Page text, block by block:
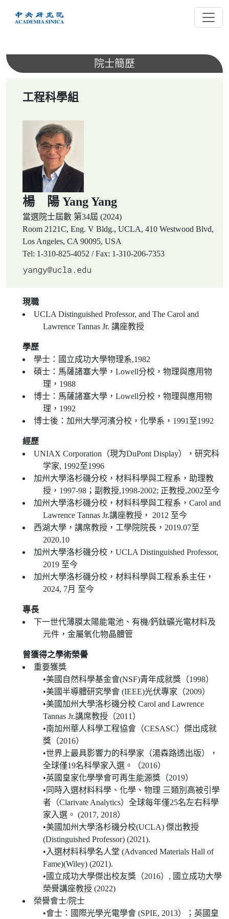
內
院士簡歷
工程科學組
楊 陽 Yang Yang
當選院士屆數 第34屆 (2024)
Room 2121C, Eng. V Bldg., UCLA, 410 Westwood Blvd,
Los Angeles, CA 90095, USA
Tel: 1-310-825-4052 / Fax: 1-310-206-7353
現職
UCLA Distinguished Professor, and The Carol and
Lawrence Tannas Jr. 講座教授
學歷
學士：國立成功大學物理系,1982
碩士：馬薩諸塞大學，Lowell分校，物理與應用物
理，1988
博士：馬薩諸塞大學，Lowell分校，物理與應用物
理，1992
博士後：加州大學河濱分校，化學系，1991至1992
經歷
UNIAX Corporation（現为DuPont Display），研究科
学家, 1992至1996
加州大學洛杉磯分校，材料科學與工程系，助理教
授，1997-98；副教授,1998-2002; 正教授,2002至今
加州大學洛杉磯分校，材料科學與工程系，Carol and
Lawrence Tannas Jr.講座教授， 2012 至今
西湖大學，講席教授，工學院院長，2019.07至
2020.10
加州大學洛杉磯分校，UCLA Distinguished Professor,
2019 至今
加州大學洛杉磯分校，材料科學與工程系系主任，
2024, 7月 至今
專長
下一世代薄膜太陽能電池、有機/鈣鈦礦光電材料及
元件，金屬氧化物晶體管
曾獲得之學術榮譽
重要獲獎
•美國自然科學基金會(NSF)青年成就獎（1998）
•美國半導體研究學會 (IEEE)光伏專家（2009）
•美國加州大學洛杉磯分校 Carol and Lawrence
Tannas Jr.講席教授（2011）
•南加州華人科學工程協會（CESASC）傑出成就
獎（2016）
•世界上最具影響力的科學家（湯森路透出版），
全球僅19名科學家入選。（2016）
•英國皇家化學學會可再生能源獎（2019）
•同時入選材料科學、化學、物理 三類別高被引學
者（Clarivate Analytics）全球每年僅25名左右科學
家入選。 (2017, 2018）
•美國加州大學洛杉磯分校(UCLA) 傑出教授
(Distinguished Professor) (2021).
•入選材料科學名人堂 (Advanced Materials Hall of
Fame)(Wiley) (2021).
•國立成功大學傑出校友獎（2016）, 國立成功大學
榮譽講座教授 (2022)
榮譽會士/院士
•會士：國際光學光電學會 (SPIE, 2013）；英國皇